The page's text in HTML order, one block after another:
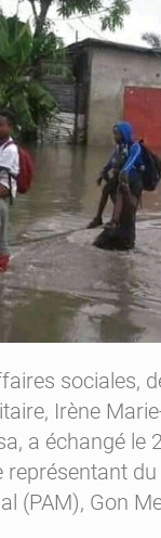
sociales,
Irène
a échangé le
représentant
(PAM), Gon